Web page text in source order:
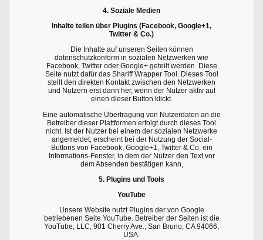
4. Soziale Medien
Inhalte teilen über Plugins (Facebook, Google+1,
Twitter & Co.)
Die Inhalte auf unseren Seiten können
datenschutzkonform in sozialen Netzwerken wie
Facebook, Twitter oder Google+ geteilt werden. Diese
Seite nutzt dafür das Shariff Wrapper Tool. Dieses Tool
stellt den direkten Kontakt zwischen den Netzwerken
und Nutzern erst dann her, wenn der Nutzer aktiv auf
einen dieser Button klickt.
Eine automatische Übertragung von Nutzerdaten an die
Betreiber dieser Plattformen erfolgt durch dieses Tool
nicht. Ist der Nutzer bei einem der sozialen Netzwerke
angemeldet, erscheint bei der Nutzung der Social-
Buttons von Facebook, Google+1, Twitter & Co. ein
Informations-Fenster, in dem der Nutzer den Text vor
dem Absenden bestätigen kann,
5. Plugins und Tools
YouTube
Unsere Website nutzt Plugins der von Google
betriebenen Seite YouTube. Betreiber der Seiten ist die
YouTube, LLC, 901 Cherry Ave., San Bruno, CA 94066,
USA.